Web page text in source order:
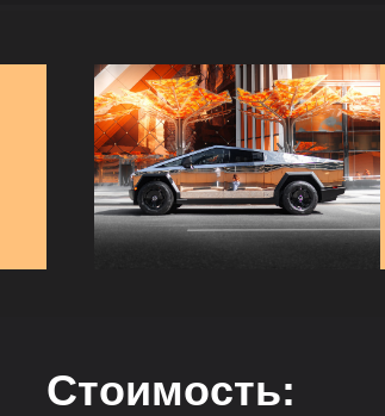
Стоимость: